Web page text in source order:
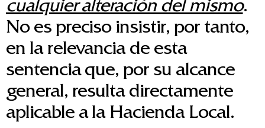
cualquier alteración del mismo.
No es preciso insistir, por tanto,
en la relevancia de esta
sentencia que, por su alcance
general, resulta directamente
aplicable a la Hacienda Local.